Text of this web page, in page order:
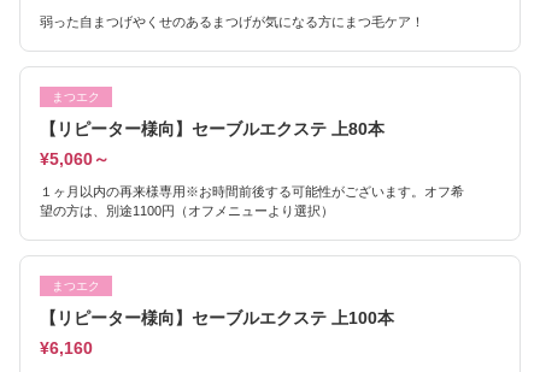
弱った自まつげやくせのあるまつげが気になる方にまつ毛ケア！
まつエク
【リピーター様向】セーブルエクステ 上80本
¥5,060～
１ヶ月以内の再来様専用※お時間前後する可能性がございます。オフ希
望の方は、別途1100円（オフメニューより選択）
まつエク
【リピーター様向】セーブルエクステ 上100本
¥6,160